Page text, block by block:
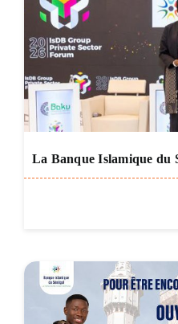
La Banque Islamique du